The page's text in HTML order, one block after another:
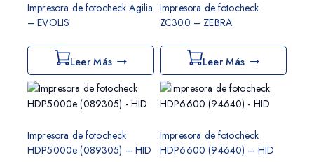
Impresora de fotocheck Agilia
– EVOLIS
Leer Más
Impresora de fotocheck
ZC300 – ZEBRA
Leer Más
Impresora de fotocheck
HDP5000e (089305) – HID
Impresora de fotocheck
HDP6600 (94640) – HID